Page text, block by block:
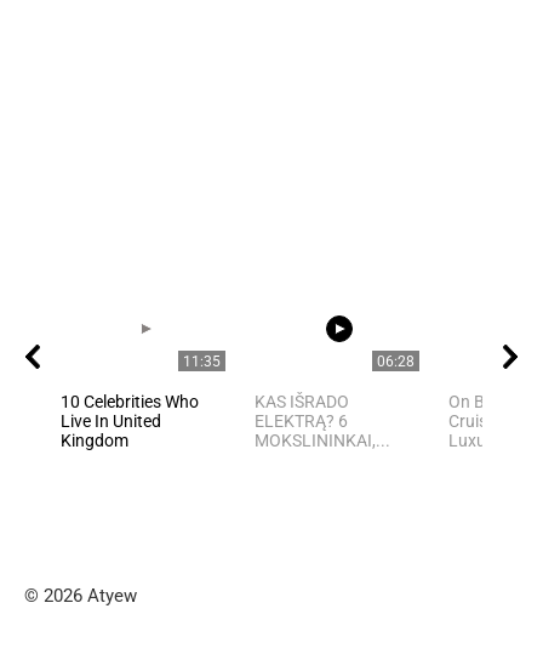
11:35
10 Celebrities Who
Live In United
Kingdom
06:28
KAS IŠRADO
ELEKTRĄ? 6
MOKSLININKAI,...
On Board
Cruises
Luxurious
© 2026 Atyew